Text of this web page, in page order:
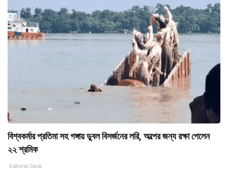
বিশ্বকর্মার প্রতিমা সহ গঙ্গায় ডুবল বিসর্জনের লরি, অল্পের জন্য রক্ষা পেলেন
২২ শ্রমিক
Editorial Desk